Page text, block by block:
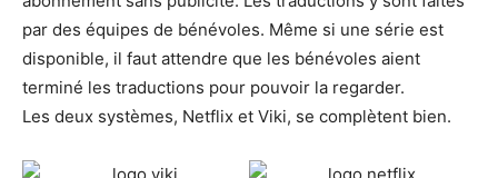
par des équipes de bénévoles. Même si une série est
disponible, il faut attendre que les bénévoles aient
terminé les traductions pour pouvoir la regarder.
Les deux systèmes, Netflix et Viki, se complètent bien.